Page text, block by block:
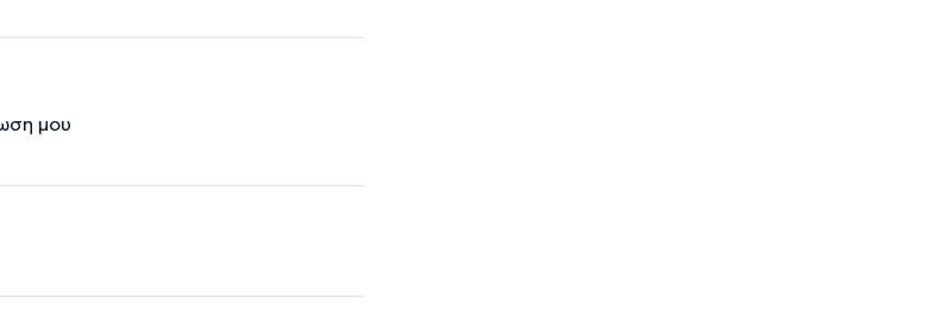
μου